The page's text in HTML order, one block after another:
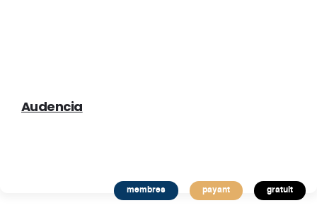
Audencia
membres payant gratuit